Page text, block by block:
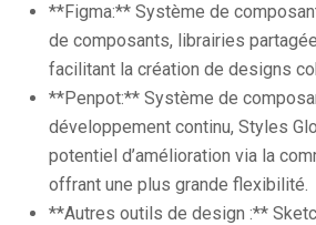
**Figma:** Système de
de composants, librairies
facilitant la création de designs
**Penpot:** Système de
développement continu, Styles
potentiel d’amélioration via la
offrant une plus grande flexibilité.
**Autres outils de design :**